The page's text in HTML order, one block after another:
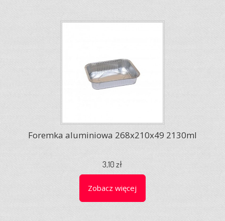
Foremka aluminiowa 268x210x49 2130ml
3,10 zł
Zobacz więcej